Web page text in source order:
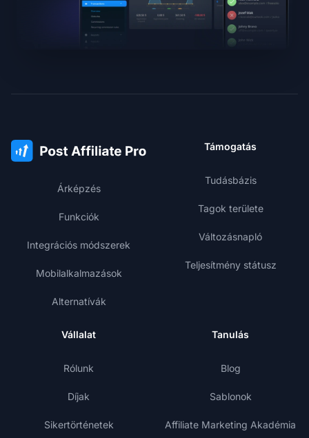
Árképzés
Funkciók
Integrációs módszerek
Mobilalkalmazások
Alternatívák
Támogatás
Tudásbázis
Tagok területe
Változásnapló
Teljesítmény státusz
Vállalat
Rólunk
Díjak
Sikertörténetek
Tanulás
Blog
Sablonok
Affiliate Marketing Akadémia